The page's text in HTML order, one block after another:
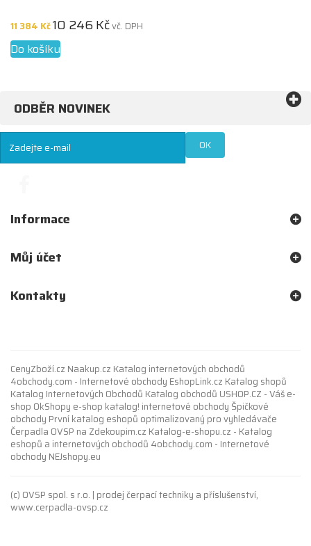
11 384 Kč10 246 Kčvč. DPH
Do košíku
ODBĚR NOVINEK
OK
Informace
Můj účet
Kontakty
CenyZboží.cz Naakup.cz Katalog internetových obchodů
4obchody.com - Internetové obchody EshopLink.cz Katalog shopů
Katalog Internetových Obchodů Katalog obchodů USHOP.CZ - Váš e-
shop OkShopy e-shop katalog! internetové obchody Špičkové
obchody Prvníkatalog eshopů optimalizovaný pro vyhledávače
Čerpadla OVSP na Zdekoupim.cz Katalog-e-shopu.cz - Katalog
eshopů a internetových obchodů 4obchody.com - Internetové
obchody NEJshopy.eu
(c) OVSP spol. s r.o. | prodej čerpací techniky a příslušenství,
www.cerpadla-ovsp.cz